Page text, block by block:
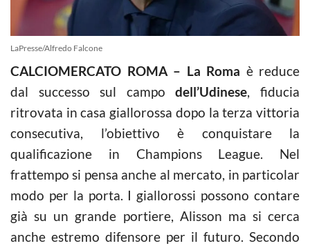
LaPresse/Alfredo Falcone
CALCIOMERCATO ROMA – La Roma è reduce
dal successo sul campodell’Udinese, fiducia
ritrovata in casa giallorossa dopo la terza vittoria
consecutiva, l’obiettivo è conquistare la
qualificazione in Champions League. Nel
frattempo si pensa anche al mercato, in particolar
modo per la porta. I giallorossi possono contare
già su un grande portiere, Alisson ma si cerca
anche estremo difensore per il futuro. Secondo